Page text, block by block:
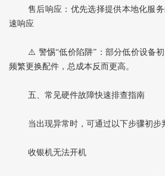
售后响应‌：优先选择提供本地化服
速响应
⚠️ 警惕“低价陷阱”：部分低价设备
频繁更换配件，总成本反而更高。
五、常见硬件故障快速排查指南
当出现异常时，可通过以下步骤初步
收银机无法开机‌